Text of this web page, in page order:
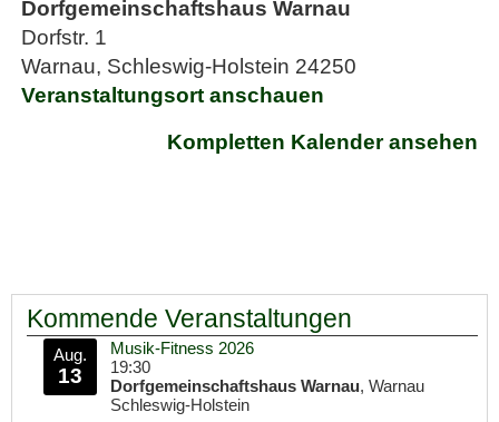
Dorfgemeinschaftshaus Warnau
Dorfstr. 1
Warnau, Schleswig-Holstein 24250
Veranstaltungsort anschauen
Kompletten Kalender ansehen
Kommende Veranstaltungen
Aug.
13
Musik-Fitness 2026
19:30
Dorfgemeinschaftshaus Warnau, Warnau
Schleswig-Holstein